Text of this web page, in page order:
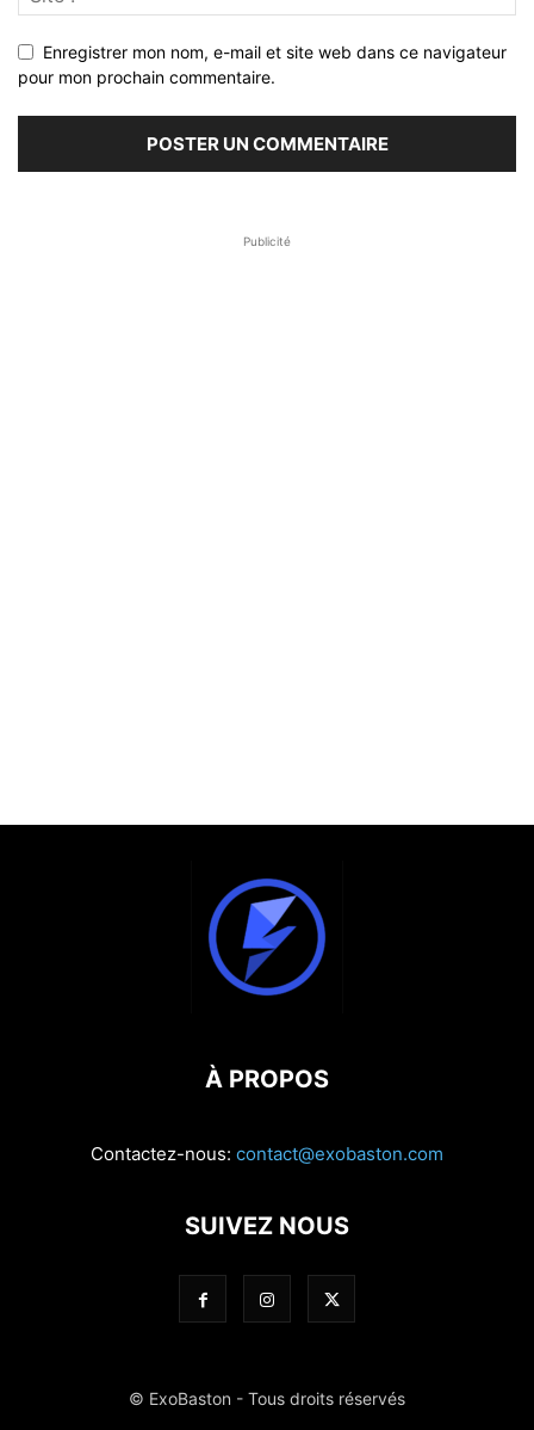
Enregistrer mon nom, e-mail et site web dans ce navigateur
pour mon prochain commentaire.
Publicité
À PROPOS
Contactez-nous: contact@exobaston.com
SUIVEZ NOUS
© ExoBaston - Tous droits réservés